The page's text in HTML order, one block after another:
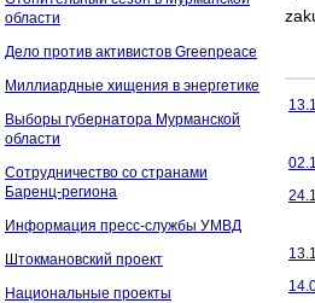
области
Дело против активистов Greenpeace
Миллиардные хищения в энергетике
Выборы губернатора Мурманской
области
Сотрудничество со странами
Баренц-региона
Информация пресс-службы УМВД
Штокмановский проект
Национальные проекты